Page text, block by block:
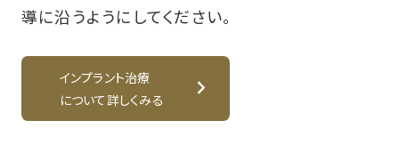
導に沿うようにしてください。
インプラント治療
について詳しくみる